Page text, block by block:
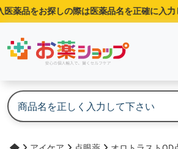
品をお探しの際は医薬品名を正確に入力し